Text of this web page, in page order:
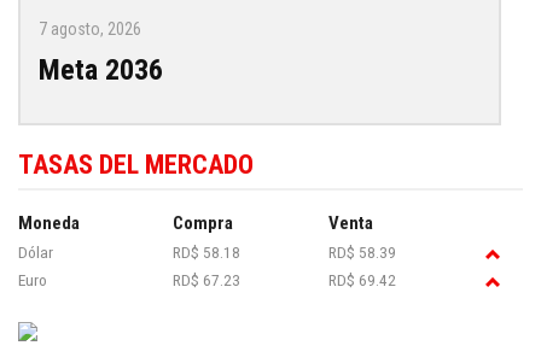
7 agosto, 2026
Meta 2036
TASAS DEL MERCADO
Moneda Compra Venta
Dólar RD$ 58.18
RD$ 58.39
Euro
RD$ 67.23 RD$ 69.42